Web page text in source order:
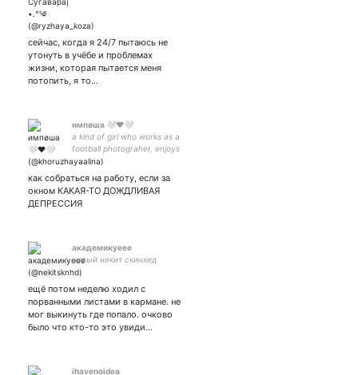
волейбол, БСД, ДКСТ,
геройка, хантер,генш и
ванитас
сейчас, когда я 24/7 пытаюсь не
утонуть в учёбе и проблемах
жизни, которая пытается меня
потопить, я то…
импøша 🤍❤️🤍
a kind of girl who works as a
football photograher, enjoys
life and everything that
как собраться на работу, если за
окном КАКАЯ-ТО ДОЖДЛИВАЯ
ДЕПРЕССИЯ
академикуеее
новый некит скинхед
ещё потом неделю ходил с
порванными листами в кармане. не
мог выкинуть где попало. очково
было что кто-то это увиди…
ihavenoidea